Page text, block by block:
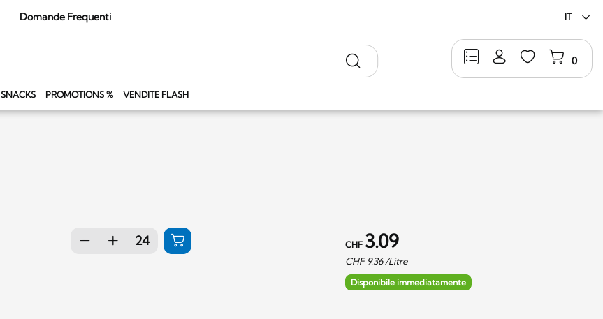
Domande Frequenti IT
SNACKS PROMOTIONS % VENDITE FLASH
0
Ricerca
CHF 3.09
CHF 9.36/Litre
Disponibile immediatamente